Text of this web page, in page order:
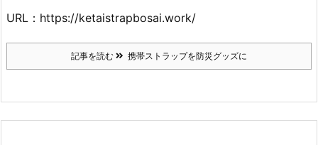
URL：https://ketaistrapbosai.work/
記事を読む 携帯ストラップを防災グッズに